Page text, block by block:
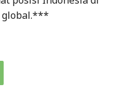
global.***